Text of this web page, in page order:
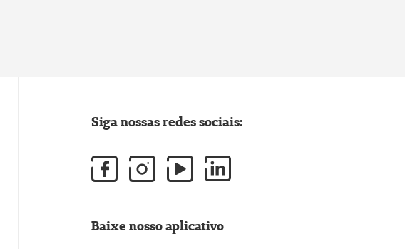
Siga nossas redes sociais:
Baixe nosso aplicativo